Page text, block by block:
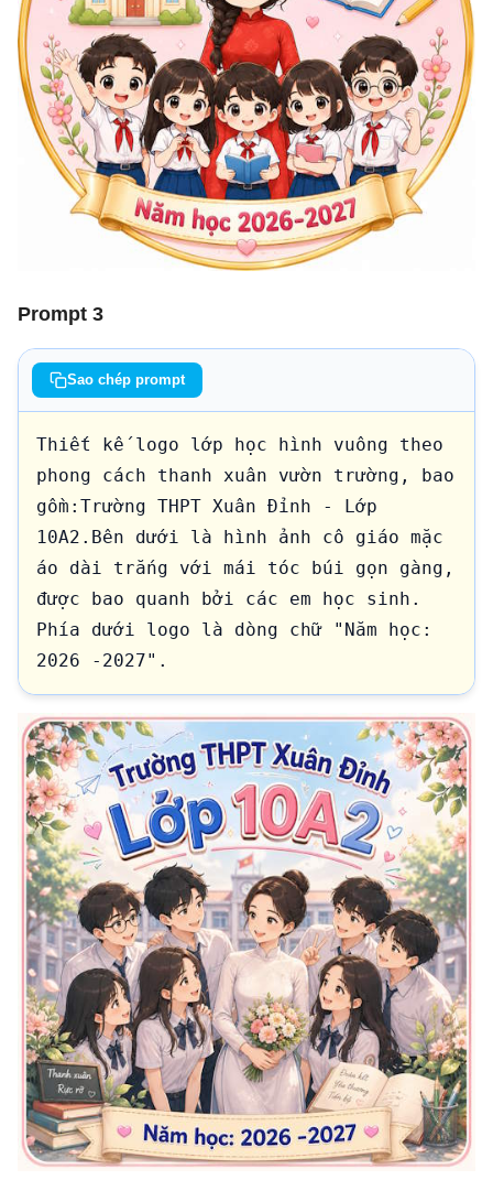
Prompt 3
Sao chép prompt
Thiết kế logo lớp học hình vuông theo
phong cách thanh xuân vườn trường, bao
gồm:Trường THPT Xuân Đỉnh - Lớp
10A2.Bên dưới là hình ảnh cô giáo mặc
áo dài trắng với mái tóc búi gọn gàng,
được bao quanh bởi các em học sinh.
Phía dưới logo là dòng chữ "Năm học:
2026 -2027".